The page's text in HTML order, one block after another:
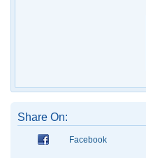
Share On:
Facebook